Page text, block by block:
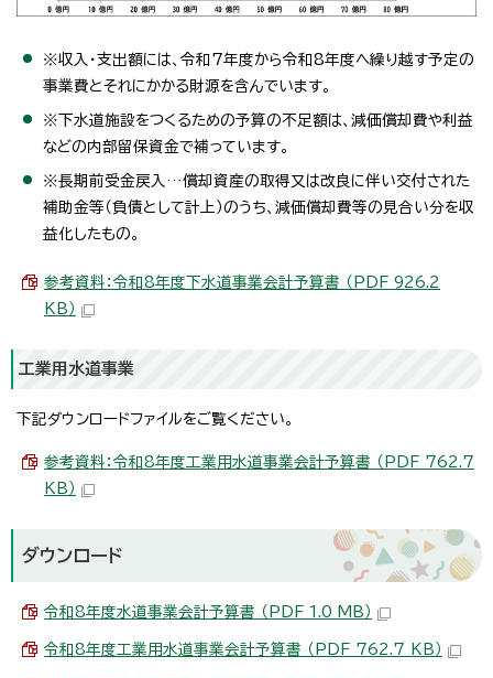
※収入・支出額には、令和7年度から令和8年度へ繰り越す予定の
事業費とそれにかかる財源を含んでいます。
※下水道施設をつくるための予算の不足額は、減価償却費や利益
などの内部留保資金で補っています。
※長期前受金戻入…償却資産の取得又は改良に伴い交付された
補助金等（負債として計上）のうち、減価償却費等の見合い分を収
益化したもの。
参考資料：令和8年度下水道事業会計予算書 （PDF 926.2
KB）
工業用水道事業
下記ダウンロードファイルをご覧ください。
参考資料：令和8年度工業用水道事業会計予算書 （PDF 762.7
KB）
ダウンロード
令和8年度水道事業会計予算書 （PDF 1.0 MB）
令和8年度工業用水道事業会計予算書 （PDF 762.7 KB）